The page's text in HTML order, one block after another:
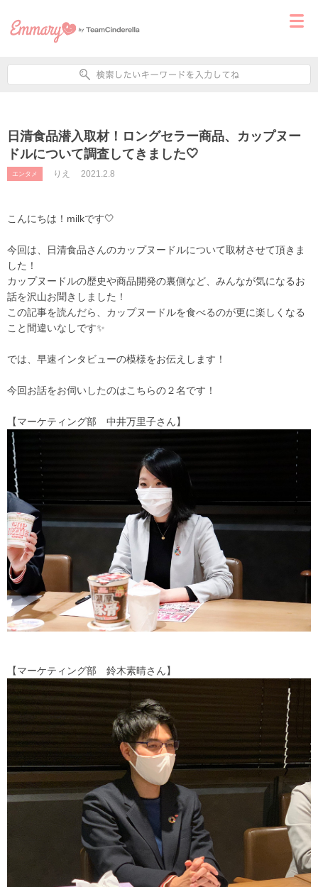
日清食品潜入取材！ロングセラー商品、カップヌー
ドルについて調査してきました🤍
エンタメ りえ 2021.2.8
こんにちは！milkです🤍
今回は、日清食品さんのカップヌードルについて取材させて頂きま
した！
カップヌードルの歴史や商品開発の裏側など、みんなが気になるお
話を沢山お聞きしました！
この記事を読んだら、カップヌードルを食べるのが更に楽しくなる
こと間違いなしです✨
では、早速インタビューの模様をお伝えします！
今回お話をお伺いしたのはこちらの２名です！
【マーケティング部 中井万里子さん】
【マーケティング部 鈴木素晴さん】